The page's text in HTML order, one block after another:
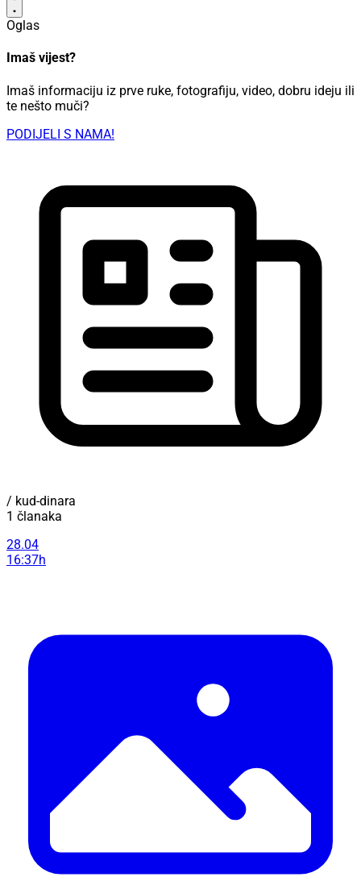
Oglas
Imaš vijest?
Imaš informaciju iz prve ruke, fotografiju, video, dobru ideju ili
te nešto muči?
PODIJELI S NAMA!
/ kud-dinara
1 članaka
28.04
16:37h